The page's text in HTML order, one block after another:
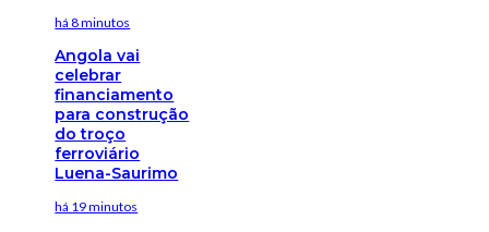
há 8 minutos
Angola vai
celebrar
financiamento
para construção
do troço
ferroviário
Luena-Saurimo
há 19 minutos